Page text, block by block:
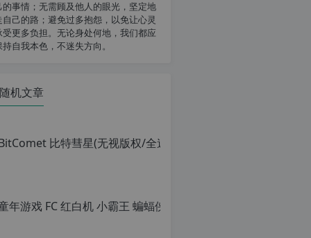
的事情；无需顾及他人的眼光，坚定地
自己的路；避免过多抱怨，以免让心灵
受更多负担。无论身处何地，我们都应
持自我本色，不迷失方向。
随机文章